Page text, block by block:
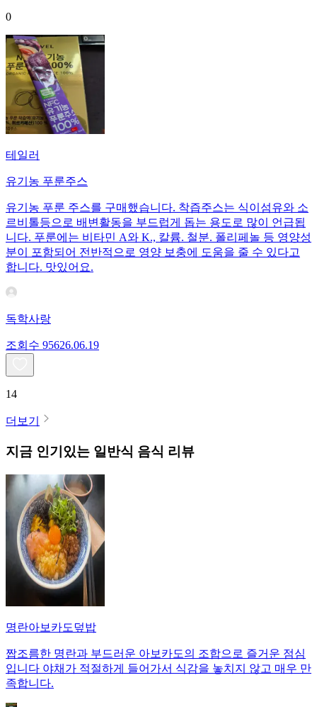
0
테일러
유기농 푸룬주스
유기농 푸룬 주스를 구매했습니다. 착즙주스는 식이섬유와 소
르비톨등으로 배변활동을 부드럽게 돕는 용도로 많이 언급됩
니다. 푸룬에는 비타민 A와 K., 칼륨. 철분. 폴리페놀 등 영양성
분이 포함되어 전반적으로 영양 보충에 도움을 줄 수 있다고
합니다. 맛있어요.
독학사랑
조회수 95626.06.19
14
더보기
지금 인기있는 일반식 음식 리뷰
명란아보카도덮밥
짭조름한 명란과 부드러운 아보카도의 조합으로 즐거운 점심
입니다 야채가 적절하게 들어가서 식감을 놓치지 않고 매우 만
족합니다.